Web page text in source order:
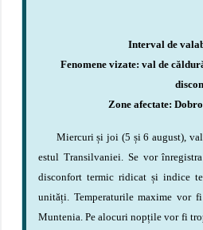
Interval de
Fenomene vizate: val de
Zone afectate:
Miercuri și joi (5 și 6 august),
estul Transilvaniei. Se vor
disconfort termic ridicat și indice
unități. Temperaturile maxime vor
Muntenia. Pe alocuri nopțile vor fi